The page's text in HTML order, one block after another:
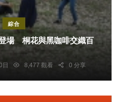
綜合
場 桐花與黑咖啡交織百
日 8,477 觀看 0 分享